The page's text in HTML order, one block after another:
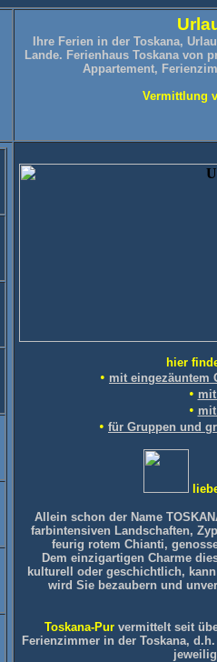
Ihre Ferien in der Toskana,
Lande. Ferienhaus Toskana von
Appartement,
Vermittlung
hier
• mit eingezäuntem
•
•
• für Gruppen und
Allein schon der Name
farbintensiven Landschaften,
feurig rotem Chianti,
Dem einzigartigen Charme
kulturell oder geschichtlich,
wird Sie bezaubern und
Toskana-Pur vermittelt seit
Ferienzimmer in der Toskana,